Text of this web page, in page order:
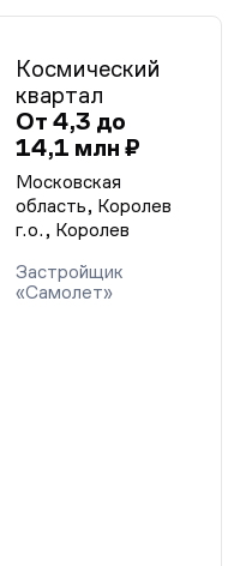
Космический
квартал
От 4,3 до
14,1 млн ₽
Московская
область, Королев
г.о., Королев
Застройщик
«Самолет»